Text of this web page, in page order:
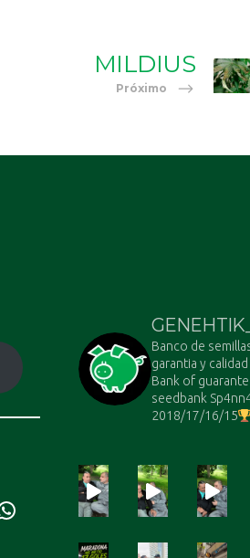
MILDIUS
Próximo
Banco de
garantia y calidad
Bank of
seedbank
2018/17/16/15